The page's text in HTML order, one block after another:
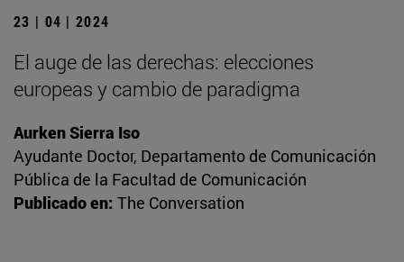
23 | 04 | 2024
El auge de las derechas: elecciones
europeas y cambio de paradigma
Aurken Sierra Iso
Ayudante Doctor, Departamento de Comunicación
Pública de la Facultad de Comunicación
Publicado en: The Conversation